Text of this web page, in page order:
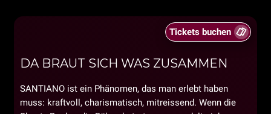
Tickets buchen
DA BRAUT SICH WAS ZUSAMMEN
SANTIANO ist ein Phänomen, das man erlebt haben
muss: kraftvoll, charismatisch, mitreissend. Wenn die